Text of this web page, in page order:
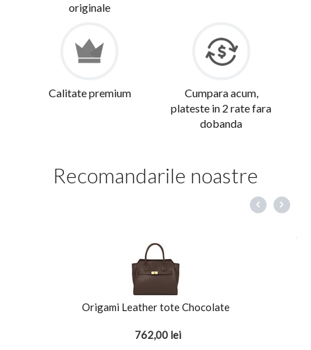
originale
Calitate premium
Cumpara acum,
plateste in 2 rate fara
dobanda
Recomandarile noastre
Origami Leather tote Chocolate
762,00 lei